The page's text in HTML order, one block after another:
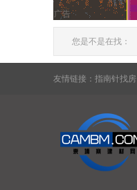
广告
您是不是在找：
友情链接： 指南针找房